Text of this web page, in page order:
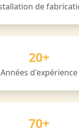
de
20+
Années d'expérience
70+